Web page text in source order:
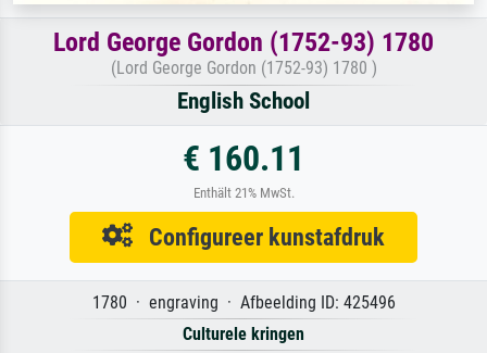
Lord George Gordon (1752-93) 1780
(Lord George Gordon (1752-93) 1780 )
English School
€ 160.11
Enthält 21% MwSt.
Configureer kunstafdruk
1780 · engraving · Afbeelding ID: 425496
Culturele kringen